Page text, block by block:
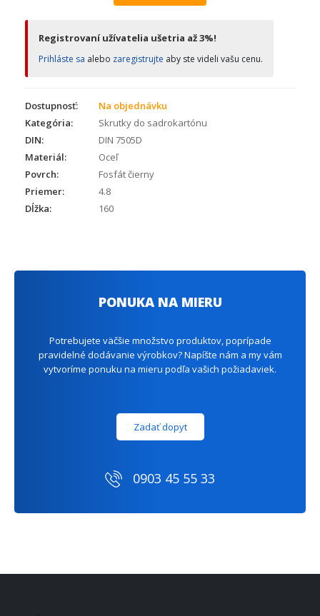
Registrovaní užívatelia ušetria až 3%!
Prihláste sa alebo zaregistrujte aby ste videli vašu cenu.
Dostupnosť:
Na objednávku
Kategória:
Skrutky do sadrokartónu
DIN:
DIN 7505D
Materiál:
Oceľ
Povrch:
Fosfát čierny
Priemer:
4.8
Dĺžka:
160
PONUKA NA MIERU
Potrebujete väčšie množstvo produktov, poprípade
pravidelné dodávanie výrobkov? Napíšte nám a my vám
vytvoríme ponuku na mieru podľa vašich požiadaviek.
Zadať dopyt
0903 45 55 33